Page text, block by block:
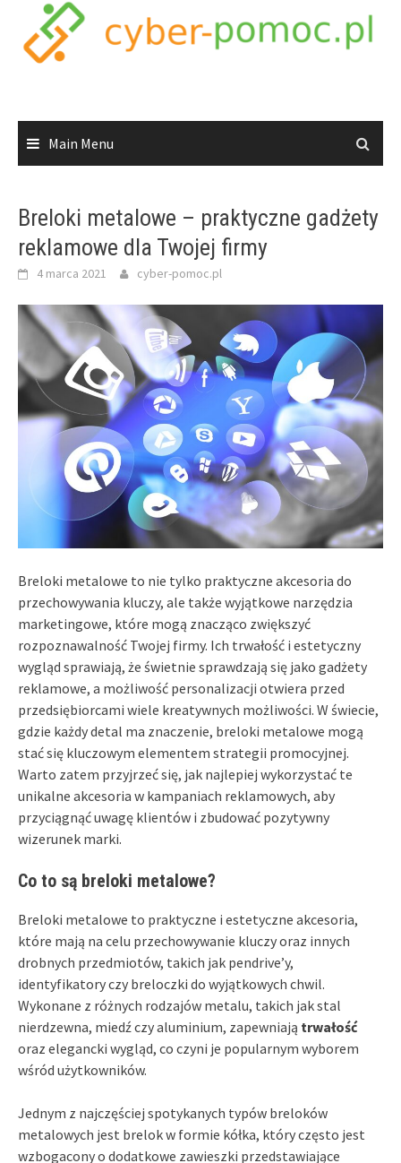
content
Main Menu
Breloki metalowe – praktyczne gadżety
reklamowe dla Twojej firmy
4 marca 2021 cyber-pomoc.pl
Breloki metalowe to nie tylko praktyczne akcesoria do
przechowywania kluczy, ale także wyjątkowe narzędzia
marketingowe, które mogą znacząco zwiększyć
rozpoznawalność Twojej firmy. Ich trwałość i estetyczny
wygląd sprawiają, że świetnie sprawdzają się jako gadżety
reklamowe, a możliwość personalizacji otwiera przed
przedsiębiorcami wiele kreatywnych możliwości. W świecie,
gdzie każdy detal ma znaczenie, breloki metalowe mogą
stać się kluczowym elementem strategii promocyjnej.
Warto zatem przyjrzeć się, jak najlepiej wykorzystać te
unikalne akcesoria w kampaniach reklamowych, aby
przyciągnąć uwagę klientów i zbudować pozytywny
wizerunek marki.
Co to są breloki metalowe?
Breloki metalowe to praktyczne i estetyczne akcesoria,
które mają na celu przechowywanie kluczy oraz innych
drobnych przedmiotów, takich jak pendrive’y,
identyfikatory czy breloczki do wyjątkowych chwil.
Wykonane z różnych rodzajów metalu, takich jak stal
nierdzewna, miedź czy aluminium, zapewniają trwałość
oraz elegancki wygląd, co czyni je popularnym wyborem
wśród użytkowników.
Jednym z najczęściej spotykanych typów breloków
metalowych jest brelok w formie kółka, który często jest
wzbogacony o dodatkowe zawieszki przedstawiające